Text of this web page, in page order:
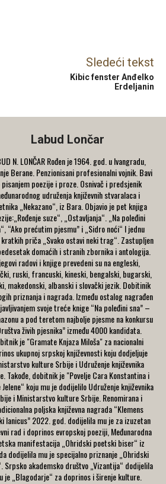
Sledeći tekst
Kibic fenster Anđelko
Erdeljanin
Labud Lončar
N. LONČAR Rođen je 1964. god. u Ivangradu,
Berane. Penzionisani profesionalni vojnik. Bavi
pisanjem poezije i proze. Osnivač i predsjenik
udruženja književnih stvaralaca i
„Nekazano“, iz Bara. Objavio je pet knjiga
suze“, „Ostavljanja“. „Na poleđini
“Ako prećutim pjesmu” i „Sidro noći“ I jednu
priča „Svako ostavi neki trag“. Zastupljen
domaćih i stranih zbornika i antologija.
radovi i knjige prevedeni su na engleski,
ruski, francuski, kineski, bengalski, bugarski,
makedonski, albanski i slovački jezik. Dobitinik
priznanja i nagrada. Između ostalog nagrađen
svoje treće knige “Na poleđini sna” –
a pod teretom najbolje pjesme na konkursu
živih pjesnika” između 4000 kandidata.
je "Gramate Knjaza Miloša" za nacionalni
ukupnoj srpskoj književnosti koju dodjeljuje
kulture Srbije i Udruženje književnika
Takođe, dobitnik je "Povelje Cara Konstantina i
koju mu je dodijelilo Udruženje književnika
i Ministarstvo kulture Srbije. Renomirana i
poljska književna nagrada “Klemens
Ianicus” 2022. god. dodijelila mu je za izuzetan
rad i doprinos evropskoj poeziji, Međunarodna
manifestacija „Ohridski poetski biser“ iz
dodijelila mu je specijalno priznanje „Ohridski
Srpsko akademsko društvo „Vizantija“ dodijelila
je „Blagodarje“ za doprinos i širenje kulture.